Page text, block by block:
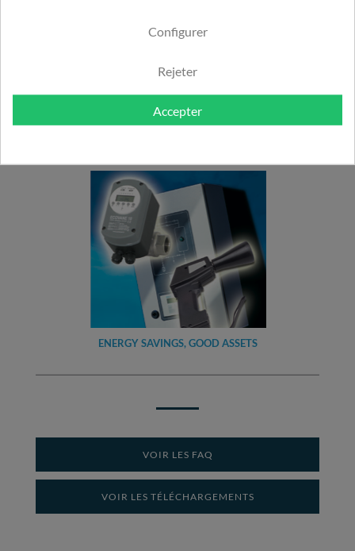
HIGH PRESSURE STEAM TRAPS
ENERGY SAVINGS, GOOD ASSETS
VOIR LES FAQ
VOIR LES TÉLÉCHARGEMENTS
Configurer
Rejeter
Accepter